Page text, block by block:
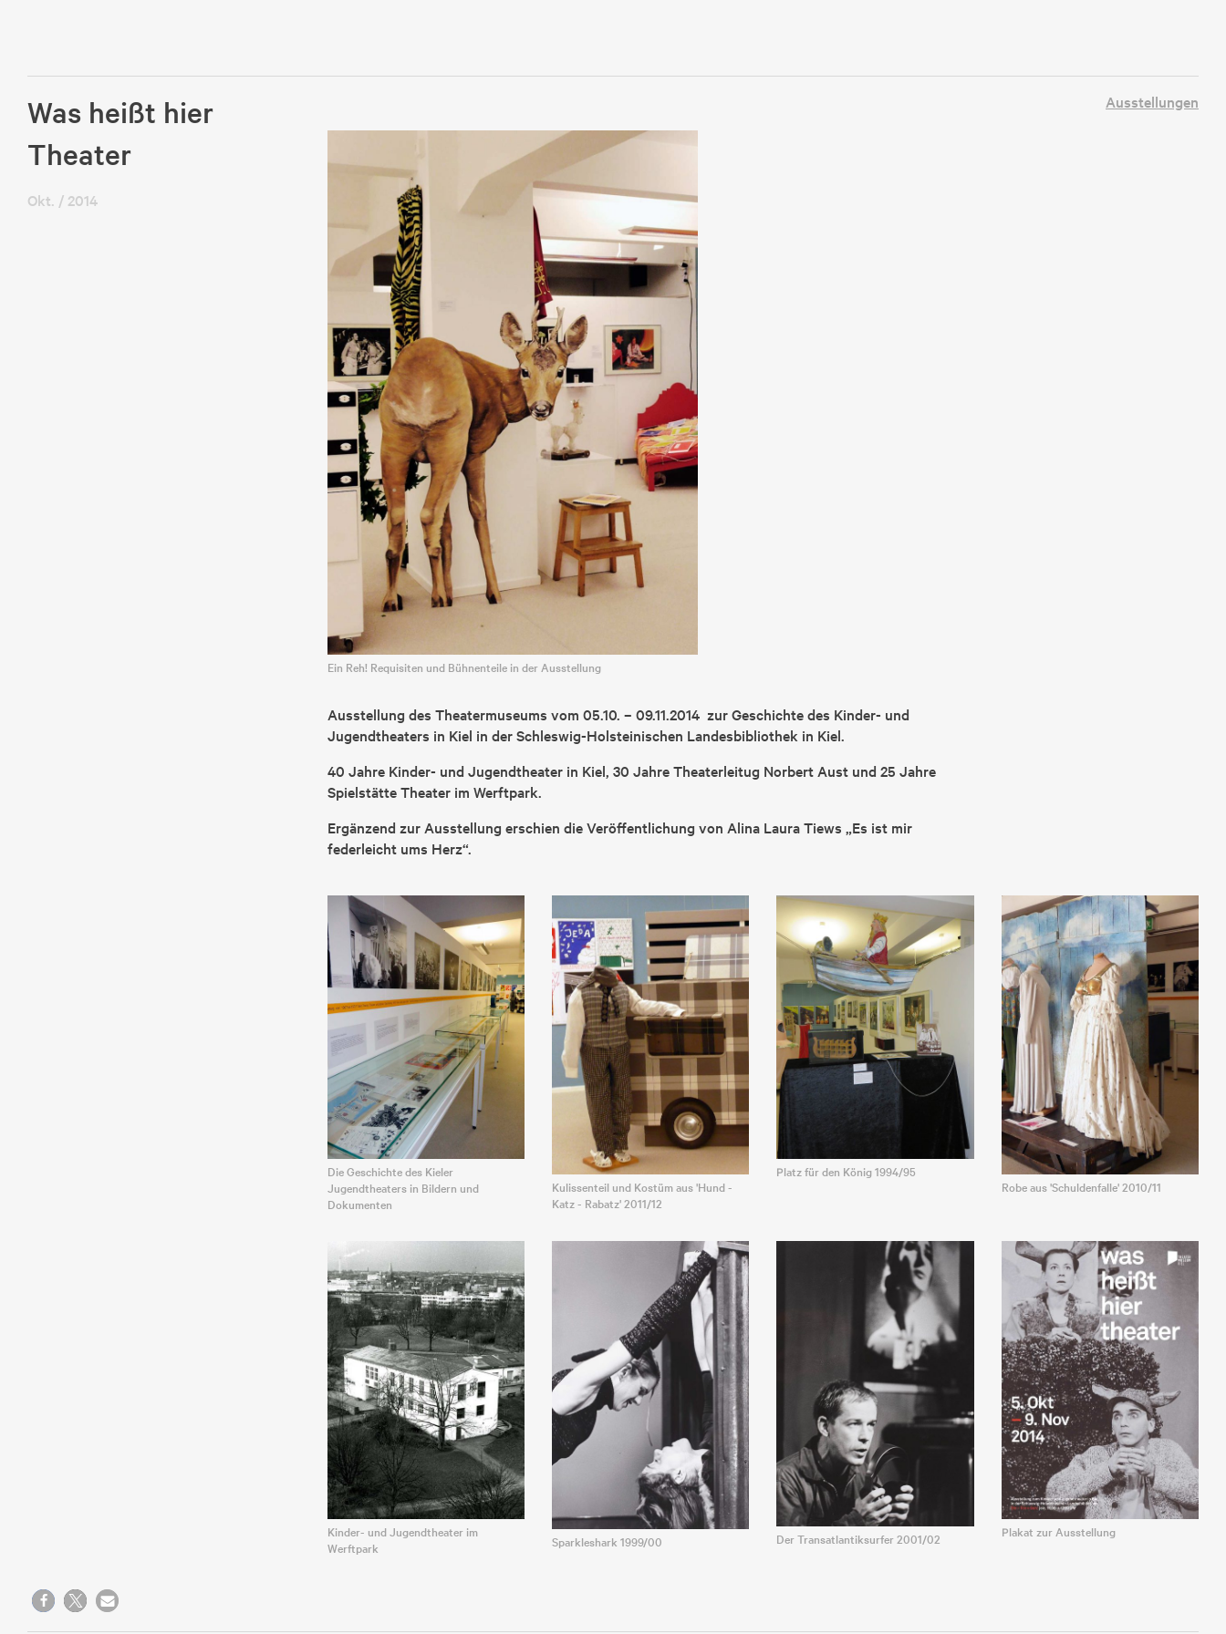
Was heißt hier
Theater
Okt. / 2014
Ausstellungen
Ein Reh! Requisiten und Bühnenteile in der Ausstellung
Ausstellung des Theatermuseums vom 05.10. – 09.11.2014 zur Geschichte des Kinder- und
Jugendtheaters in Kiel in der Schleswig-Holsteinischen Landesbibliothek in Kiel.
40 Jahre Kinder- und Jugendtheater in Kiel, 30 Jahre Theaterleitug Norbert Aust und 25 Jahre
Spielstätte Theater im Werftpark.
Ergänzend zur Ausstellung erschien die Veröffentlichung von Alina Laura Tiews „Es ist mir
federleicht ums Herz“.
Die Geschichte des Kieler
Jugendtheaters in Bildern und
Dokumenten
Kulissenteil und Kostüm aus 'Hund -
Katz - Rabatz' 2011/12
Platz für den König 1994/95
Robe aus 'Schuldenfalle' 2010/11
Kinder- und Jugendtheater im
Werftpark
Sparkleshark 1999/00 Der Transatlantiksurfer 2001/02 Plakat zur Ausstellung